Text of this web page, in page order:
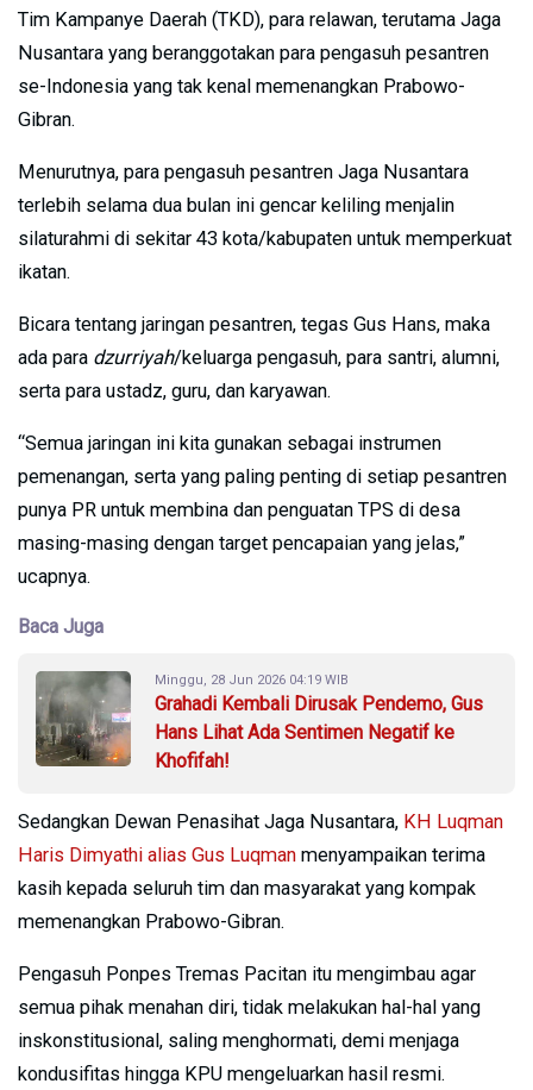
Tim Kampanye Daerah (TKD), para relawan, terutama Jaga
Nusantara yang beranggotakan para pengasuh pesantren
se-Indonesia yang tak kenal memenangkan Prabowo-
Gibran.
Menurutnya, para pengasuh pesantren Jaga Nusantara
terlebih selama dua bulan ini gencar keliling menjalin
silaturahmi di sekitar 43 kota/kabupaten untuk memperkuat
ikatan.
Bicara tentang jaringan pesantren, tegas Gus Hans, maka
ada para dzurriyah/keluarga pengasuh, para santri, alumni,
serta para ustadz, guru, dan karyawan.
“Semua jaringan ini kita gunakan sebagai instrumen
pemenangan, serta yang paling penting di setiap pesantren
punya PR untuk membina dan penguatan TPS di desa
masing-masing dengan target pencapaian yang jelas,”
ucapnya.
Baca Juga
Minggu, 28 Jun 2026 04:19 WIB
Grahadi Kembali Dirusak Pendemo, Gus
Hans Lihat Ada Sentimen Negatif ke
Khofifah!
Sedangkan Dewan Penasihat Jaga Nusantara, KH Luqman
Haris Dimyathi alias Gus Luqman menyampaikan terima
kasih kepada seluruh tim dan masyarakat yang kompak
memenangkan Prabowo-Gibran.
Pengasuh Ponpes Tremas Pacitan itu mengimbau agar
semua pihak menahan diri, tidak melakukan hal-hal yang
inskonstitusional, saling menghormati, demi menjaga
kondusifitas hingga KPU mengeluarkan hasil resmi.